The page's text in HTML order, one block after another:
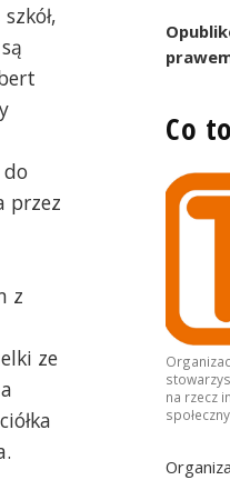
na miejsce zbióki
przez
z
ze
Co
na rzecz